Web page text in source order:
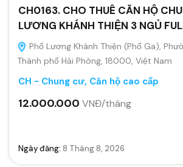
CH0163. CHO THUÊ CĂN HỘ
LƯƠNG KHÁNH THIỆN 3 NGỦ
Phố Lương Khánh Thiện (Phố Ga),
Thành phố Hải Phòng, 18000, Việt Nam
CH - Chung cư, Căn hộ cao cấp
12.000.000 VNĐ/tháng
Ngày đăng: 8 Tháng 8, 2026